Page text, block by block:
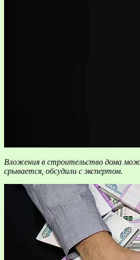
Вложения в строительство дома
срывается, обсудили с экспертом.